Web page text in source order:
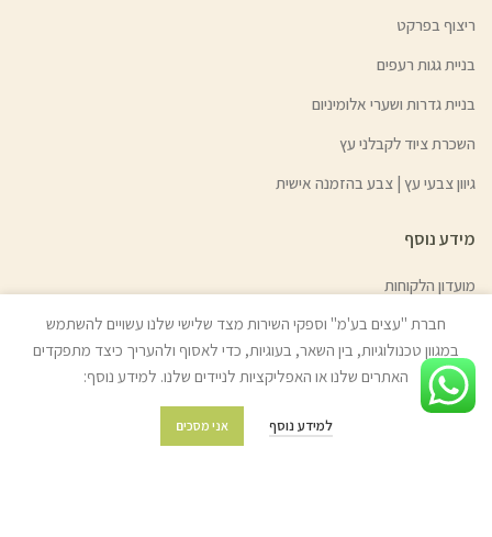
ריצוף בפרקט
בניית גגות רעפים
בניית גדרות ושערי אלומיניום
השכרת ציוד לקבלני עץ
גיוון צבעי עץ | צבע בהזמנה אישית
מידע נוסף
מועדון הלקוחות
מדיניות משלוחים והובלות
מדיניות החזרת מוצרים
שאלות ותשובות
חברת "עצים בע'מ" וספקי השירות מצד שלישי שלנו עשויים להשתמש
במגוון טכנולוגיות, בין השאר, בעוגיות, כדי לאסוף ולהעריך כיצד מתפקדים
האתרים שלנו או האפליקציות לניידים שלנו. למידע נוסף:
למידע נוסף אני מסכים